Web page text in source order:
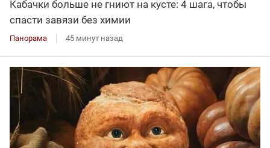
Кабачки больше не гниют на кусте: 4 шага, чтобы
спасти завязи без химии
Панорама 45 минут назад